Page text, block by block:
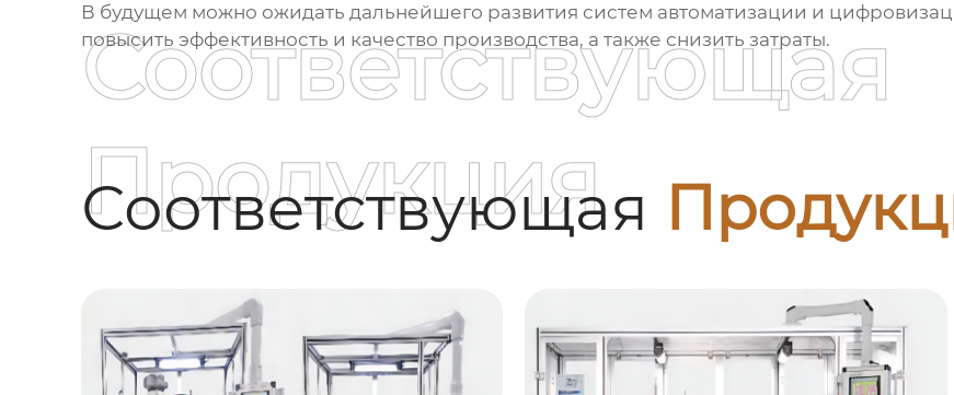
В будущем можно ожидать дальнейшего развития систем автоматизации и
повысить эффективность и качество производства, а также снизить затраты.
Соответствующая
Соответствующая
Продукция